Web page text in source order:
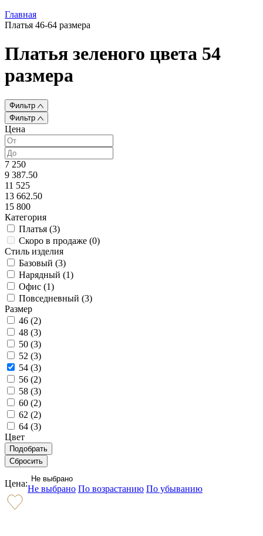
Главная
Платья 46-64 размера
Платья зеленого цвета 54
размера
Фильтр
Фильтр
Цена
7 250
9 387.50
11 525
13 662.50
15 800
Категория
Платья (3)
Скоро в продаже (0)
Стиль изделия
Базовый (3)
Нарядный (1)
Офис (1)
Повседневный (3)
Размер
46 (2)
48 (3)
50 (3)
52 (3)
54 (3)
56 (2)
58 (3)
60 (2)
62 (2)
64 (3)
Цвет
Цена: Не выбрано
Не выбрано По возрастанию По убыванию